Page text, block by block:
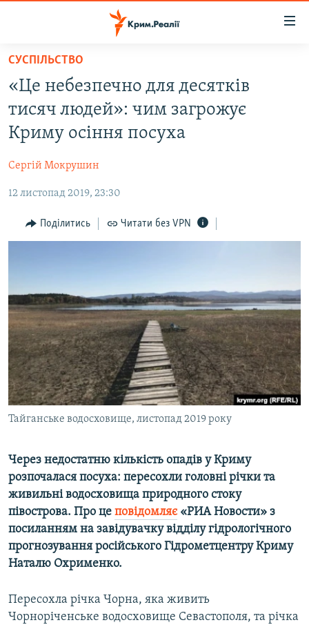
Перейти
основного
матеріалу
Перейти
до
основної
навігації
Перейти
пошуку
ВОДА.КРИМ
ВІДЕО ТА ФОТО
БЛОГИ
ПОГЛЯД
ІНТЕРВ'Ю
ДЕПОРТАЦІЯ
ВІДЕОУРОКИ «ELIFBE»
СВІДЧЕННЯ ОКУПАЦІЇ
УКРАЇНСЬКА ПРОБЛЕМА КРИМУ
ІНФОГРАФІКА
ЯК ОБІЙТИ БЛОКУВАННЯ
Русский
Qırımtatar
ДОЛУЧАЙСЯ!
Усі сайти RFE/RL
СУСПІЛЬСТВО
«Це небезпечно для десятків
тисяч людей»: чим загрожує
Криму осіння посуха
Сергій Мокрушин
12 листопад 2019, 23:30
Поділитись Читати без VPN
Тайганське водосховище, листопад 2019 року
Через недостатню кількість опадів у Криму
розпочалася посуха: пересохли головні річки та
живильні водосховища природного стоку
півострова. Про це повідомляє«РИА Новости» з
посиланням на завідувачку відділу гідрологічного
прогнозування російського Гідрометцентру Криму
Наталю Охрименко.
Пересохла річка Чорна, яка живить
Чорноріченське водосховище Севастополя, та річка